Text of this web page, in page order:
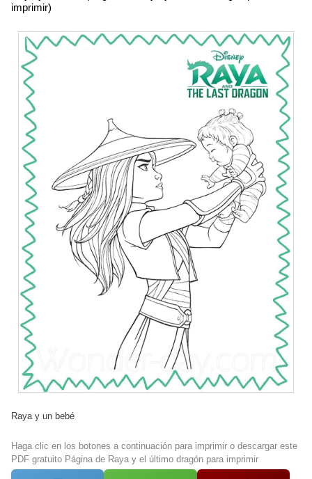
imprimir)
Raya y un bebé
Haga clic en los botones a continuación para imprimir o descargar este
PDF gratuito Página de Raya y el último dragón para imprimir